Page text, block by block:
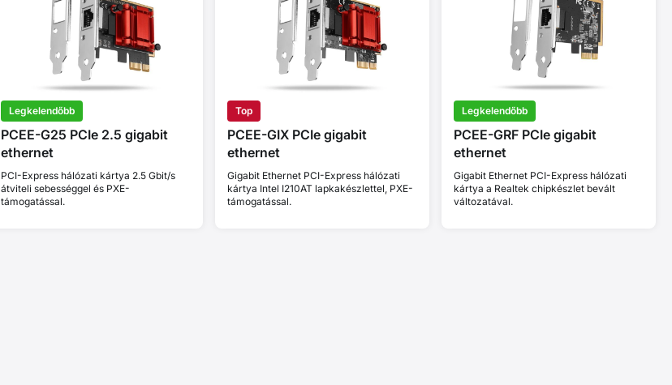
Legkelendőbb
PCEE-G25 PCIe 2.5 gigabit
ethernet
PCI-Express hálózati kártya 2.5 Gbit/s
átviteli sebességgel és PXE-
támogatással.
Top
PCEE-GIX PCIe gigabit
ethernet
Gigabit Ethernet PCI-Express hálózati
kártya Intel I210AT lapkakészlettel, PXE-
támogatással.
Legkelendőbb
PCEE-GRF PCIe gigabit
ethernet
Gigabit Ethernet PCI-Express hálózati
kártya a Realtek chipkészlet bevált
változatával.